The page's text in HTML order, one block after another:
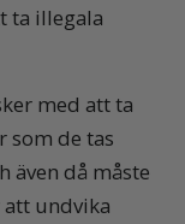
ta illegala
med att ta
som de tas
även då måste
undvika